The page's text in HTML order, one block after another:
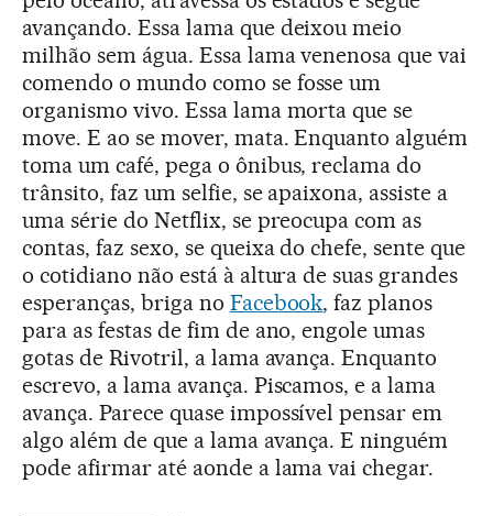
avançando. Essa lama que deixou meio
milhão sem água. Essa lama venenosa que vai
comendo o mundo como se fosse um
organismo vivo. Essa lama morta que se
move. E ao se mover, mata. Enquanto alguém
toma um café, pega o ônibus, reclama do
trânsito, faz um selfie, se apaixona, assiste a
uma série do Netflix, se preocupa com as
contas, faz sexo, se queixa do chefe, sente que
o cotidiano não está à altura de suas grandes
esperanças, briga no Facebook, faz planos
para as festas de fim de ano, engole umas
gotas de Rivotril, a lama avança. Enquanto
escrevo, a lama avança. Piscamos, e a lama
avança. Parece quase impossível pensar em
algo além de que a lama avança. E ninguém
pode afirmar até aonde a lama vai chegar.